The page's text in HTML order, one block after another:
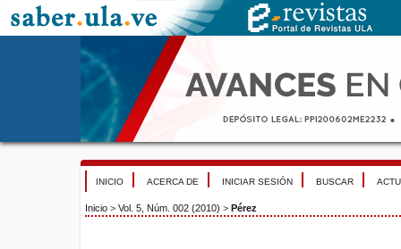
INICIO ACERCA DE INICIAR SESIÓN BUSCAR
Inicio > Vol. 5, Núm. 002 (2010) > Pérez